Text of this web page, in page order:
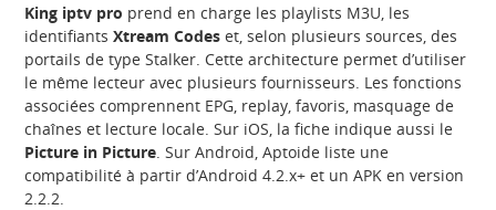
King iptv pro prend en charge les playlists M3U, les
identifiantsXtream Codes et, selon plusieurs sources, des
portails de type Stalker. Cette architecture permet d’utiliser
le même lecteur avec plusieurs fournisseurs. Les fonctions
associées comprennent EPG, replay, favoris, masquage de
chaînes et lecture locale. Sur iOS, la fiche indique aussi le
Picture in Picture. Sur Android, Aptoide liste une
compatibilité à partir d’Android 4.2.x+ et un APK en version
2.2.2.